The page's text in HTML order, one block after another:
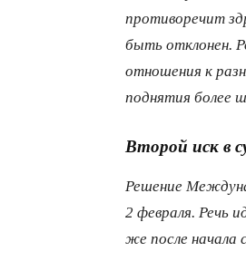
противоречит
быть отклонен.
отношения к
поднятия более
Второй иск в
Решение
2 февраля. Речь
же после начала